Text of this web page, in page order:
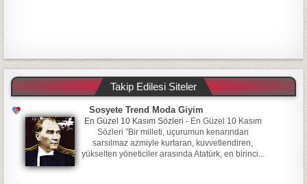
Takip Edilesi Siteler
Sosyete Trend Moda Giyim
En Güzel 10 Kasım Sözleri - En Güzel 10 Kasım
Sözleri ”Bir milleti, uçurumun kenarından
sarsılmaz azmiyle kurtaran, kuvvetlendiren,
yükselten yöneticiler arasında Atatürk, en birinci...